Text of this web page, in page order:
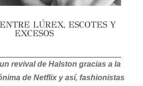
LÚREX, ESCOTES Y
EXCESOS
revival de Halston gracias a la
de Netflix y así, fashionistas